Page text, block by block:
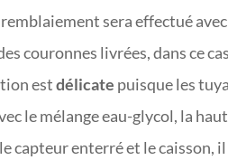
sera effectué avec
couronnes livrées, dans ce
estdélicate puisque les
le mélange eau-glycol, la
enterré et le caisson, il